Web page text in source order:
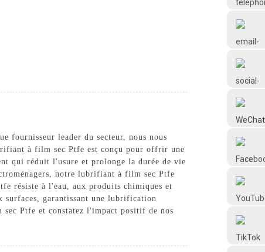
fournisseur leader du secteur, nous nous
à film sec Ptfe est conçu pour offrir une
qui réduit l'usure et prolonge la durée de vie
notre lubrifiant à film sec Ptfe
résiste à l'eau, aux produits chimiques et
surfaces, garantissant une lubrification
Ptfe et constatez l'impact positif de nos